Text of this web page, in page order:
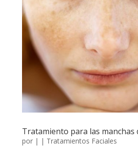
Tratamiento para las manchas
por | | Tratamientos Faciales